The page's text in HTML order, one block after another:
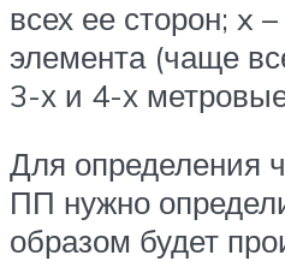
всех ее сторон; x
элемента (чаще
3-х и 4-х
Для определения
ПП нужно
образом будет